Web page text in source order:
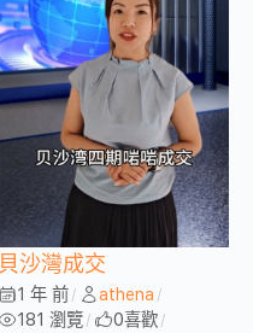
貝沙灣成交
1 年 前 / athena /
181 瀏覽 / 0喜歡 /